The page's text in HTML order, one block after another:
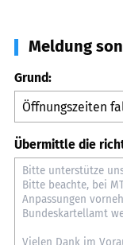
Meldung
Grund:
Übermittle die